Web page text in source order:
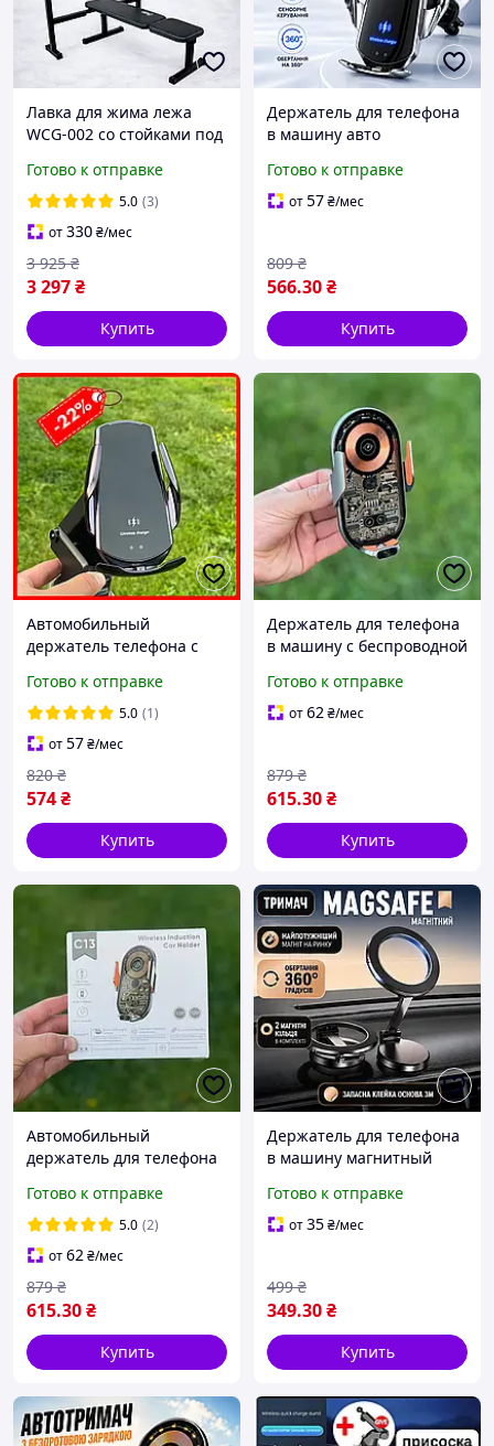
Лавка для жима лежа
WCG-002 со стойками под
горизонтальная для
домашних тренировок
для приседаний
Готово к отправке
5.0 (3)
от330₴/мес
3 297₴
3 925 ₴
Купить
Держатель для телефона
в машину авто
подставка телефона для
айфона с беспроводной
Готово к отправке
от57₴/мес
566.30₴
809 ₴
Купить
Автомобильный
держатель телефона с
для автомобиля с
зарядным устройством
Готово к отправке
5.0 (1)
от57₴/мес
574₴
820 ₴
Купить
Держатель для телефона
в машину с беспроводной
Готово к отправке
от62₴/мес
615.30₴
879 ₴
Купить
Автомобильный
держатель для телефона
15W
Готово к отправке
5.0 (2)
от62₴/мес
615.30₴
879 ₴
Купить
Держатель для телефона
в машину магнитный
мощный на
двустороннем скотче
Готово к отправке
от35₴/мес
349.30₴
499 ₴
Купить